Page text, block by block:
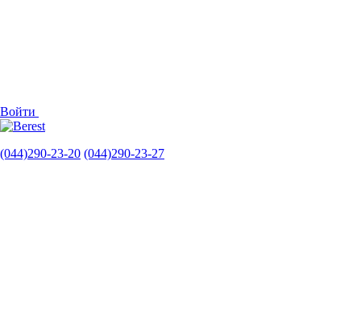
Войти
(044)290-23-20 (044)290-23-27